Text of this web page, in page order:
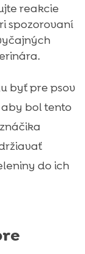
reakcie
spozorovaní
byť pre psov
bol tento
do ich